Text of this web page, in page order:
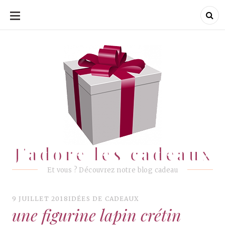
ALLER
CONTENU
J'adore les cadeaux
Et vous ? Découvrez notre blog cadeau
J'adore les cadeaux
9 JUILLET 2018 IDÉES DE CADEAUX
une figurine lapin crétin